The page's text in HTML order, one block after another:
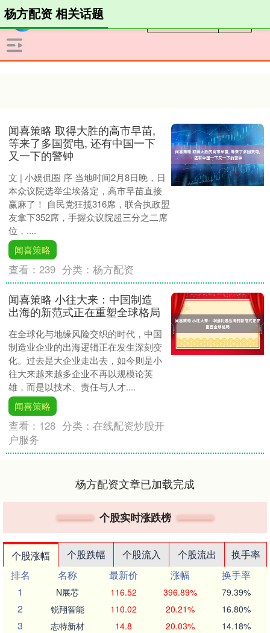
杨方配资 相关话题
闻喜策略 取得大胜的高市早苗,
等来了多国贺电, 还有中国一下
又一下的警钟
文 | 小娱侃圈 序 当地时间2月8日晚，日
本众议院选举尘埃落定，高市早苗直接
赢麻了！ 自民党狂揽316席，联合执政盟
友拿下352席，手握众议院超三分之二席
位，....
闻喜策略
查看：239 分类：杨方配资
闻喜策略 小往大来：中国制造
出海的新范式正在重塑全球格局
在全球化与地缘风险交织的时代，中国
制造业企业的出海逻辑正在发生深刻变
化。过去是大企业走出去，如今则是小
往大来越来越多企业不再以规模论英
雄，而是以技术、责任与人才....
闻喜策略
查看： 128 分类：在线配资炒股开
户服务
杨方配资文章已加载完成
个股实时涨跌榜
个股涨幅 个股跌幅 个股流入 个股流出
换手率
排名
名称 最新价 涨幅
换手率
1
N展芯 116.52 396.89% 79.39%
2 锐翔智能 110.02 20.21% 16.80%
3 志特新材 14.8 20.03% 14.18%